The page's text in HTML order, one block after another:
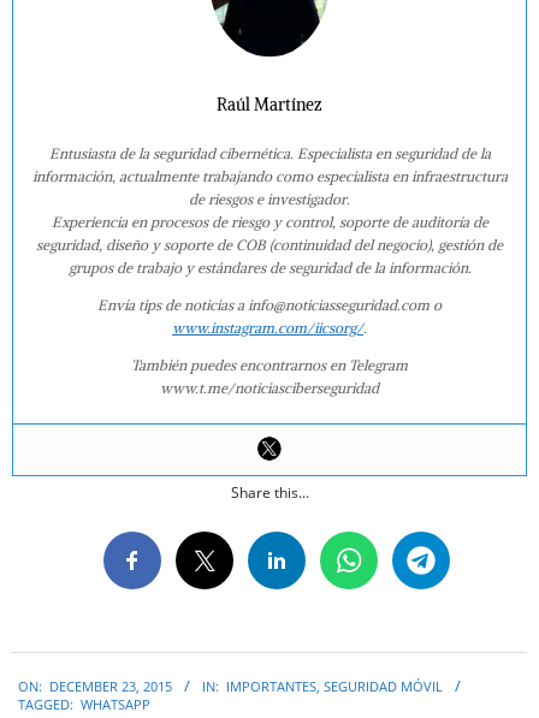
Raúl Martínez
Entusiasta de la seguridad cibernética. Especialista en seguridad de la
información, actualmente trabajando como especialista en infraestructura
de riesgos e investigador.
Experiencia en procesos de riesgo y control, soporte de auditoría de
seguridad, diseño y soporte de COB (continuidad del negocio), gestión de
grupos de trabajo y estándares de seguridad de la información.
Envía tips de noticias a info@noticiasseguridad.com o
www.instagram.com/iicsorg/.
También puedes encontrarnos en Telegram
www.t.me/noticiasciberseguridad
Share this...
12-
ON: DECEMBER 23, 2015 IN: IMPORTANTES SEGURIDAD MÓVIL
TAGGED: WHATSAPP